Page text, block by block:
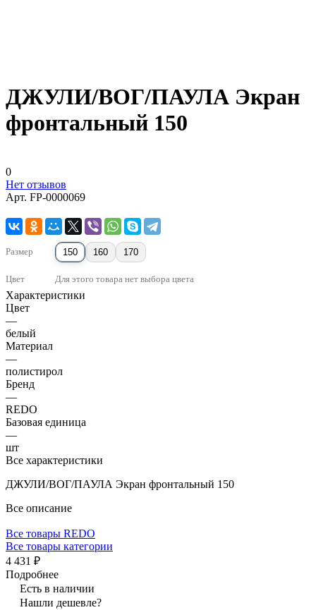
ДЖУЛИ/ВОГ/ПАУЛА Экран
фронтальный 150
0
Нет отзывов
Арт. FP-0000069
Размер 150 160 170
Цвет Для этого товара нет выбора цвета
Характеристики
Цвет
—
белый
Материал
—
полистирол
Бренд
—
REDO
Базовая единица
—
шт
Все характеристики
ДЖУЛИ/ВОГ/ПАУЛА Экран фронтальный 150
Все описание
Все товары REDO
Все товары категории
4 431 ₽
Подробнее
Есть в наличии
Нашли дешевле?